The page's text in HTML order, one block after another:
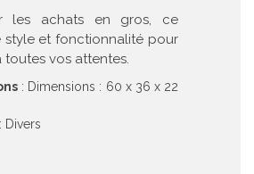
les achats en gros, ce
style et fonctionnalité pour
toutes vos attentes.
: Dimensions : 60 x 36 x 22
: Divers